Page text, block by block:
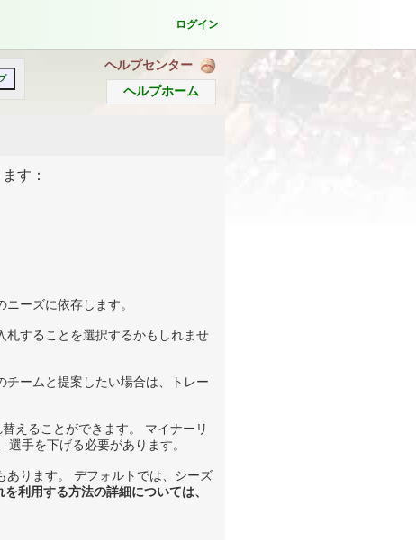
ログイン
ヘルプセンター
ヘルプホーム
す：
ーズに依存します。
札することを選択するかもしれませ
チームと提案したい場合は、トレー
えることができます。 マイナーリ
手を下げる必要があります。
あります。 デフォルトでは、シーズ
利用する方法の詳細については、